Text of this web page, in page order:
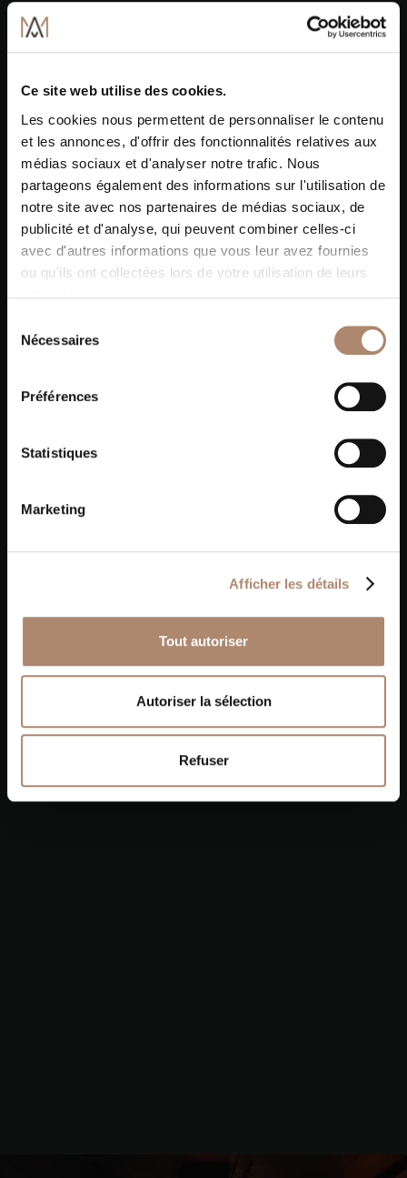
Ce site web utilise des cookies.
Les cookies nous permettent de personnaliser le contenu
et les annonces, d'offrir des fonctionnalités relatives aux
médias sociaux et d'analyser notre trafic. Nous
partageons également des informations sur l'utilisation de
notre site avec nos partenaires de médias sociaux, de
publicité et d'analyse, qui peuvent combiner celles-ci
avec d'autres informations que vous leur avez fournies
ou qu'ils ont collectées lors de votre utilisation de leurs
Nécessaires
Préférences
Statistiques
Marketing
Afficher les détails
Tout autoriser
Autoriser la sélection
Refuser
Nos autres réalisations